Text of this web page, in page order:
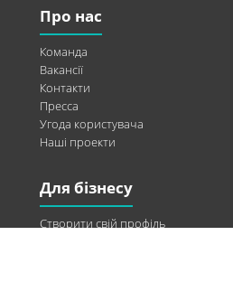
Про нас
Команда
Вакансії
Контакти
Пресса
Угода користувача
Наші проекти
Для бізнесу
Створити свій профіль